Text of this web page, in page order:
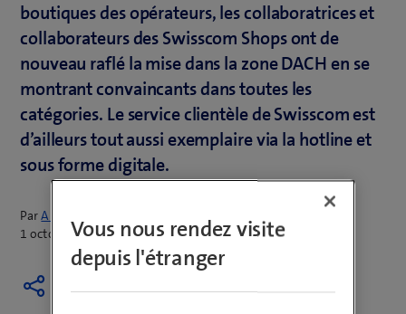
boutiques des opérateurs, les collaboratrices et
collaborateurs des Swisscom Shops ont de
nouveau raflé la mise dans la zone DACH en se
montrant convaincants dans toutes les
catégories. Le service clientèle de Swisscom est
d’ailleurs tout aussi exemplaire via la hotline et
sous forme digitale.
ParAnnina Merk
1 octobre 2024Vous nous rendez visite
depuis l'étranger